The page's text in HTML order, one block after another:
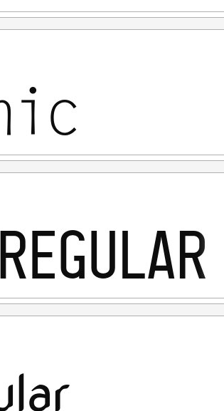
Komersial apapun bentuknya
kami di :